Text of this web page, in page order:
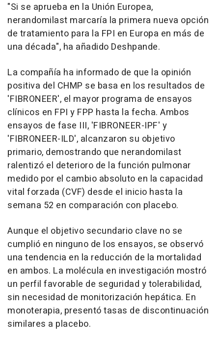
"Si se aprueba en la Unión Europea,
nerandomilast marcaría la primera nueva opción
de tratamiento para la FPI en Europa en más de
una década", ha añadido Deshpande.
La compañía ha informado de que la opinión
positiva del CHMP se basa en los resultados de
'FIBRONEER', el mayor programa de ensayos
clínicos en FPI y FPP hasta la fecha. Ambos
ensayos de fase III, 'FIBRONEER-IPF' y
'FIBRONEER-ILD', alcanzaron su objetivo
primario, demostrando que nerandomilast
ralentizó el deterioro de la función pulmonar
medido por el cambio absoluto en la capacidad
vital forzada (CVF) desde el inicio hasta la
semana 52 en comparación con placebo.
Aunque el objetivo secundario clave no se
cumplió en ninguno de los ensayos, se observó
una tendencia en la reducción de la mortalidad
en ambos. La molécula en investigación mostró
un perfil favorable de seguridad y tolerabilidad,
sin necesidad de monitorización hepática. En
monoterapia, presentó tasas de discontinuación
similares a placebo.